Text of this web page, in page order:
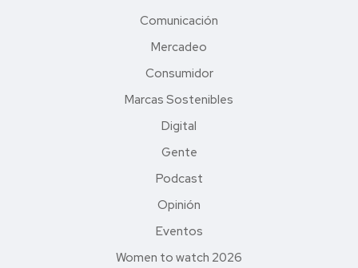
Comunicación
Mercadeo
Consumidor
Marcas Sostenibles
Digital
Gente
Podcast
Opinión
Eventos
Women to watch 2026